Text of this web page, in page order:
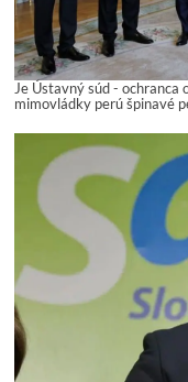
Je Ústavný súd - ochranca
mimovládky perú špinavé